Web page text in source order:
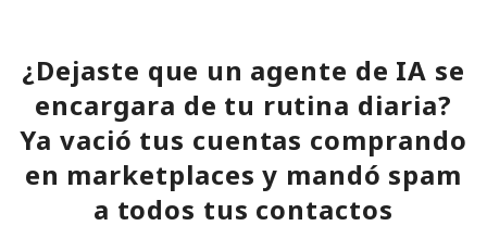
¿Dejaste que un agente de IA se
encargara de tu rutina diaria?
Ya vació tus cuentas comprando
en marketplaces y mandó spam
a todos tus contactos